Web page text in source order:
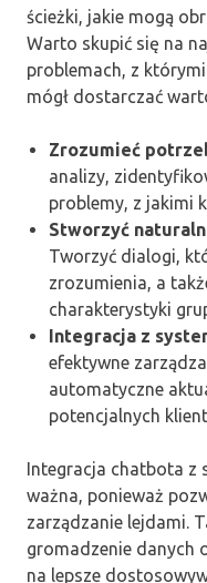
ścieżki, jakie mogą
Warto skupić się na
problemach, z
mógł dostarczać
Zrozumieć
analizy,
problemy, z jakimi
Stworzyć
Tworzyć dialogi,
zrozumienia, a
charakterystyki
Integracja z
efektywne
automatyczne
potencjalnych
Integracja chatbota z
ważna, ponieważ
zarządzanie lejdami.
gromadzenie danych
na lepsze